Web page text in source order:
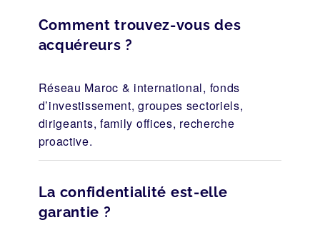
Comment trouvez-vous des
acquéreurs ?
Réseau Maroc & international, fonds
d’investissement, groupes sectoriels,
dirigeants, family offices, recherche
proactive.
La confidentialité est-elle
garantie ?